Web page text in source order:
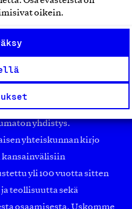
oikein.
puolueeton,
yhdistys.
yhteiskunnan kirjo
kansainvälisiin
yli 100 vuotta sitten
teollisuutta sekä
osaamisesta. Uskomme